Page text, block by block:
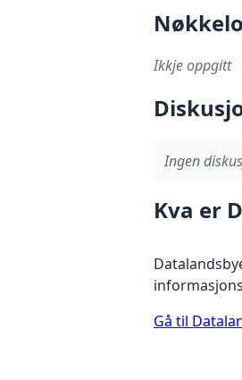
Ikkje oppgitt
Ingen
Kva er
Gå til